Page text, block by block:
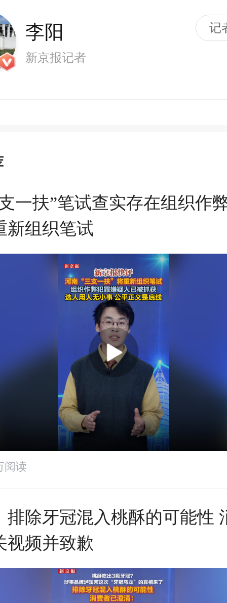
李阳
新京报记者
记
一扶”笔试查实存在组织作
新组织笔试
阅读
排除牙冠混入桃酥的可能性
视频并致歉